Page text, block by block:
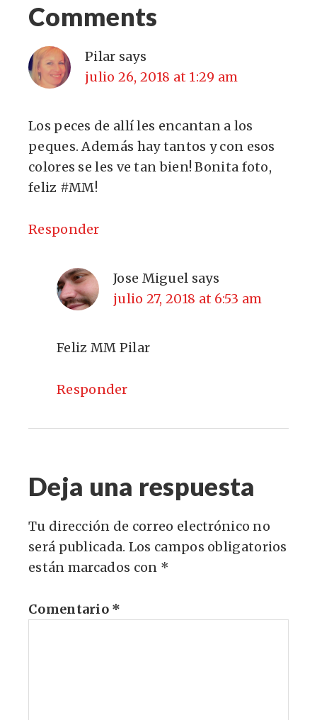
Comments
Pilar says
julio 26, 2018 at 1:29 am
Los peces de allí les encantan a los
peques. Además hay tantos y con esos
colores se les ve tan bien! Bonita foto,
feliz #MM!
Responder
Jose Miguel says
julio 27, 2018 at 6:53 am
Feliz MM Pilar
Responder
Deja una respuesta
Tu dirección de correo electrónico no
será publicada. Los campos obligatorios
están marcados con *
Comentario *